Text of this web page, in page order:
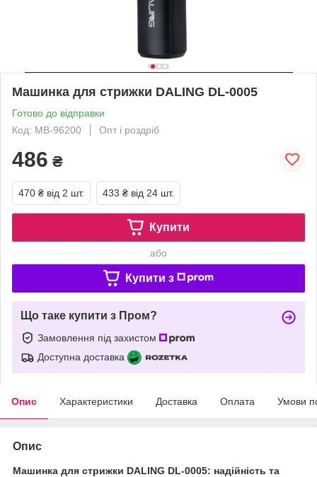
Машинка для стрижки DALING DL-0005
Готово до відправки
Код: MB-96200
Опт і роздріб
486 ₴
470 ₴ від 2 шт. 433 ₴ від 24 шт.
Купити
або
Купити з
Що таке купити з Пром?
Замовлення під захистом
Доступна доставка
Опис Характеристики Доставка Оплата Умови
Опис
Машинка для стрижки DALING DL-0005: надійність та